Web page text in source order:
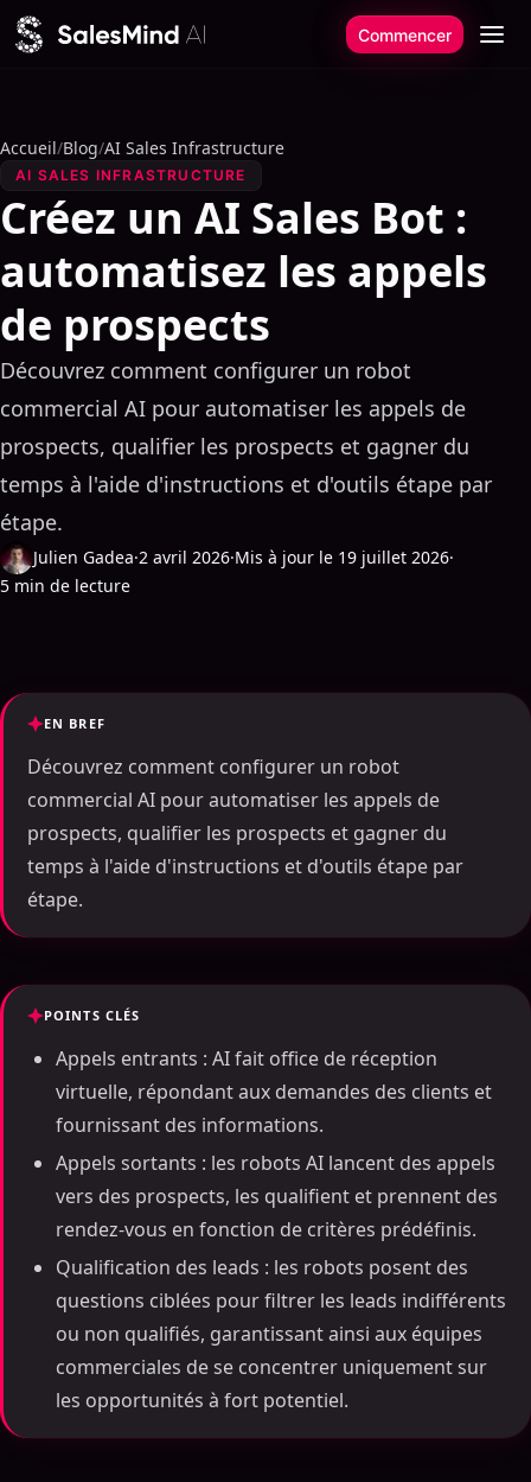
Aller au contenu
Commencer
Accueil/Blog/AI Sales Infrastructure
AI SALES INFRASTRUCTURE
Créez un AI Sales Bot :
automatisez les appels
de prospects
Découvrez comment configurer un robot
commercial AI pour automatiser les appels de
prospects, qualifier les prospects et gagner du
temps à l'aide d'instructions et d'outils étape par
étape.
Julien Gadea·2 avril 2026·Mis à jour le 19 juillet 2026·
5 min de lecture
EN BREF
Découvrez comment configurer un robot
commercial AI pour automatiser les appels de
prospects, qualifier les prospects et gagner du
temps à l'aide d'instructions et d'outils étape par
étape.
POINTS CLÉS
Appels entrants : AI fait office de réception
virtuelle, répondant aux demandes des clients et
fournissant des informations.
Appels sortants : les robots AI lancent des appels
vers des prospects, les qualifient et prennent des
rendez-vous en fonction de critères prédéfinis.
Qualification des leads : les robots posent des
questions ciblées pour filtrer les leads indifférents
ou non qualifiés, garantissant ainsi aux équipes
commerciales de se concentrer uniquement sur
les opportunités à fort potentiel.